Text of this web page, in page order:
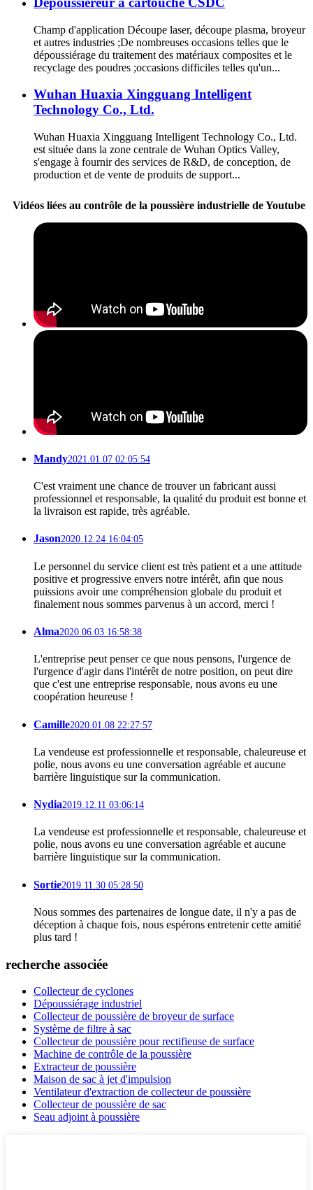
Champ d'application Découpe laser, découpe plasma, broyeur
et autres industries ;De nombreuses occasions telles que le
dépoussiérage du traitement des matériaux composites et le
recyclage des poudres ;occasions difficiles telles qu'un...
Wuhan Huaxia Xingguang Intelligent
Technology Co., Ltd.
Wuhan Huaxia Xingguang Intelligent Technology Co., Ltd.
est située dans la zone centrale de Wuhan Optics Valley,
s'engage à fournir des services de R&D, de conception, de
production et de vente de produits de support...
Vidéos liées au contrôle de la poussière industrielle de Youtube
Mandy2021.01.07 02:05:54
C'est vraiment une chance de trouver un fabricant aussi
professionnel et responsable, la qualité du produit est bonne et
la livraison est rapide, très agréable.
Jason2020.12.24 16:04:05
Le personnel du service client est très patient et a une attitude
positive et progressive envers notre intérêt, afin que nous
puissions avoir une compréhension globale du produit et
finalement nous sommes parvenus à un accord, merci !
Alma2020.06.03 16:58:38
L'entreprise peut penser ce que nous pensons, l'urgence de
l'urgence d'agir dans l'intérêt de notre position, on peut dire
que c'est une entreprise responsable, nous avons eu une
coopération heureuse !
Camille2020.01.08 22:27:57
La vendeuse est professionnelle et responsable, chaleureuse et
polie, nous avons eu une conversation agréable et aucune
barrière linguistique sur la communication.
Nydia2019.12.11 03:06:14
La vendeuse est professionnelle et responsable, chaleureuse et
polie, nous avons eu une conversation agréable et aucune
barrière linguistique sur la communication.
Sortie2019.11.30 05:28:50
Nous sommes des partenaires de longue date, il n'y a pas de
déception à chaque fois, nous espérons entretenir cette amitié
plus tard !
recherche associée
Collecteur de cyclones
Dépoussiérage industriel
Collecteur de poussière de broyeur de surface
Système de filtre à sac
Collecteur de poussière pour rectifieuse de surface
Machine de contrôle de la poussière
Extracteur de poussière
Maison de sac à jet d'impulsion
Ventilateur d'extraction de collecteur de poussière
Collecteur de poussière de sac
Seau adjoint à poussière